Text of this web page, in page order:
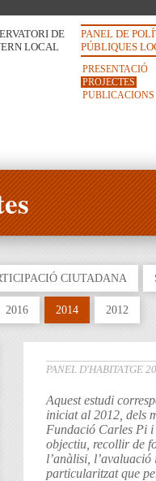
PANEL DE
PÚBLIQUES
PRESENTACIÓ
PROJECTES
PUBLICACIONS
DE
LOCAL
CIUTADANA
2016 2014 2012
PANEL D'HABITATGE
Aquest estudi
iniciat al 2012, dels
Fundació Carles Pi i
objectiu, recollir de
l’anàlisi,
particularitzat que